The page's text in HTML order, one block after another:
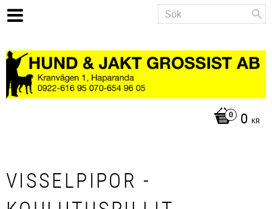
0 KR
VISSELPIPOR -